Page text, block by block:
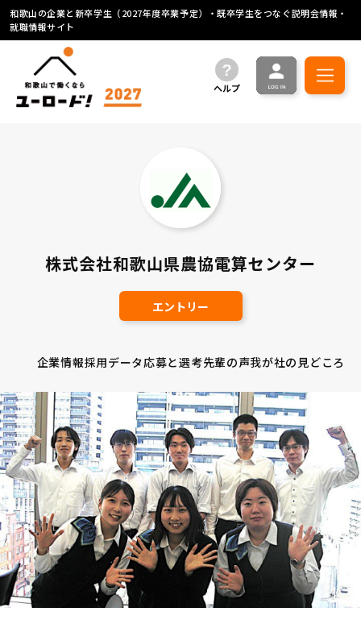
和歌山の企業と新卒学生（2027年度卒業予定）・既卒学生をつなぐ説明会情報・
就職情報サイト
ヘルプ
株式会社和歌山県農協電算センター
エントリー
企業情報採用データ応募と選考先輩の声我が社の見どころ